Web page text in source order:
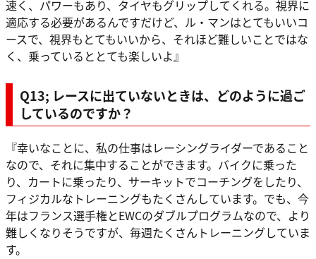
速く、パワーもあり、タイヤもグリップしてくれる。視界に
適応する必要があるんですだけど、ル・マンはとてもいいコ
ースで、視界もとてもいいから、それほど難しいことではな
く、乗っているととても楽しいよ』
Q13; レースに出ていないときは、どのように過ご
しているのですか？
『幸いなことに、私の仕事はレーシングライダーであること
なので、それに集中することができます。バイクに乗った
り、カートに乗ったり、サーキットでコーチングをしたり、
フィジカルなトレーニングもたくさんしています。でも、今
年はフランス選手権とEWCのダブルプログラムなので、より
難しくなりそうですが、毎週たくさんトレーニングしていま
す。